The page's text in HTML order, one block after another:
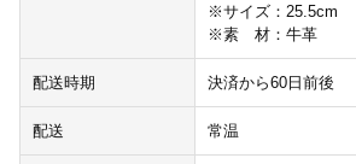
※サイズ：25.5cm
※素 材：牛革
配送時期 決済から60日前後
配送 常温